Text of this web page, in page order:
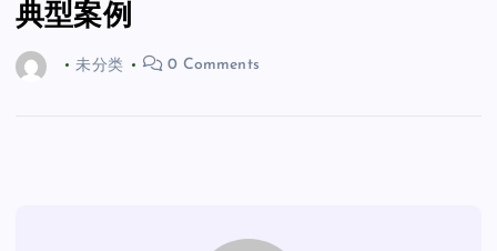
典型案例
未分类 0 Comments